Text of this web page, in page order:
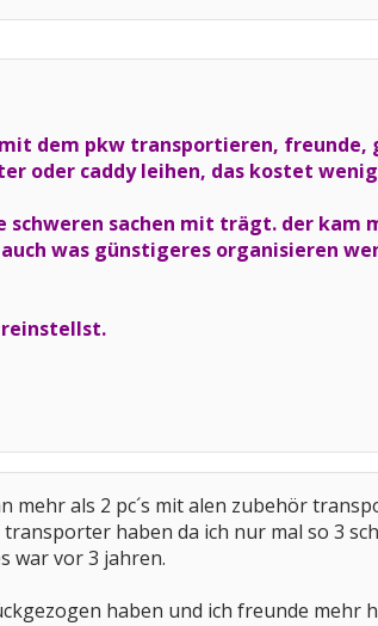
dem pkw transportieren, freunde,
oder caddy leihen, das kostet
schweren sachen mit trägt. der kam
was günstigeres organisieren
reinstellst.
mehr als 2 pc´s mit alen zubehör
haben da ich nur mal so 3
war vor 3 jahren.
haben und ich freunde mehr